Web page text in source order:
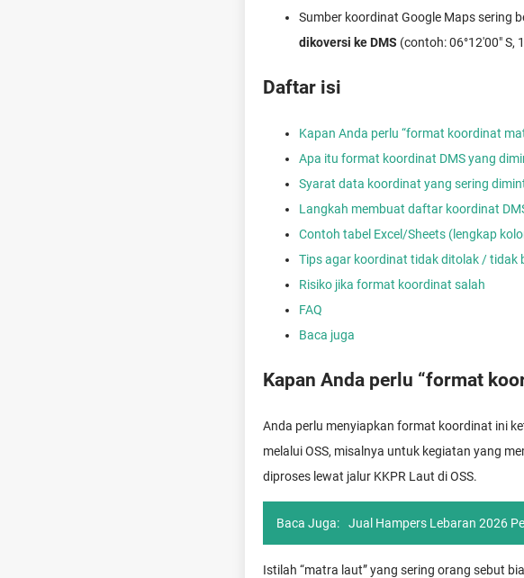
Sumber koordinat Google Maps sering
dikoversi ke DMS (contoh: 06°12'00" S,
Daftar isi
Kapan Anda perlu “format koordinat
Apa itu format koordinat DMS yang
Syarat data koordinat yang sering
Langkah membuat daftar koordinat
Contoh tabel Excel/Sheets (lengkap
Tips agar koordinat tidak ditolak / tidak
Risiko jika format koordinat salah
FAQ
Baca juga
Kapan Anda perlu “format
Anda perlu menyiapkan format koordinat ini
melalui OSS, misalnya untuk kegiatan yang
diproses lewat jalur KKPR Laut di OSS.
Baca Juga: Jual Hampers Lebaran 2026
Istilah “matra laut” yang sering orang sebut